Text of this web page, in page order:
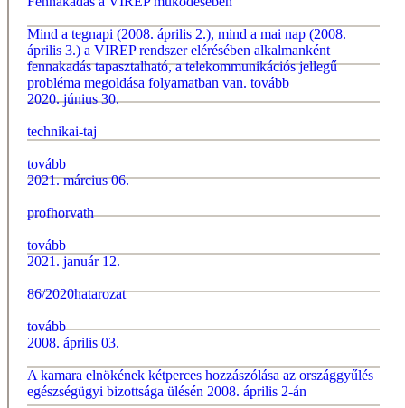
Mind a tegnapi (2008. április 2.), mind a mai nap (2008.
április 3.) a VIREP rendszer elérésében alkalmanként
fennakadás tapasztalható, a telekommunikációs jellegű
probléma megoldása folyamatban van. tovább
2020. június 30.
technikai-taj
tovább
2021. március 06.
profhorvath
tovább
2021. január 12.
86/2020hatarozat
tovább
2008. április 03.
A kamara elnökének kétperces hozzászólása az országgyűlés
egészségügyi bizottsága ülésén 2008. április 2-án